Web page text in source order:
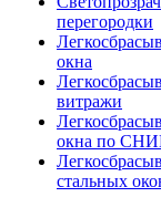
перегородки
окна
витражи
окна по
стальных